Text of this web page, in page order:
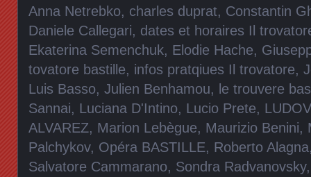
Anna Netrebko, charles duprat, Constantin
Daniele Callegari, dates et horaires Il
Ekaterina Semenchuk, Elodie Hache,
tovatore bastille, infos pratqiues Il trovatore,
Luis Basso, Julien Benhamou, le trouvere
Sannai, Luciana D'Intino, Lucio Prete,
ALVAREZ, Marion Lebègue, Maurizio Benini,
Palchykov, Opéra BASTILLE, Roberto Alagna
Salvatore Cammarano, Sondra Radvanovsky